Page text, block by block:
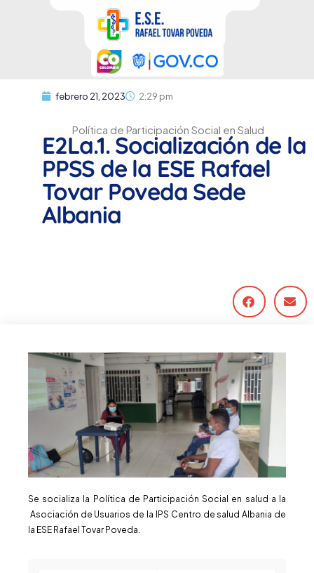
febrero 21, 2023 2:29 pm
Política de Participación Social en Salud
E2La.1. Socialización de la
PPSS de la ESE Rafael
Tovar Poveda Sede
Albania
Se socializa la Política de Participación Social en salud a la
Asociación de Usuarios de la IPS Centro de salud Albania de
la ESE Rafael Tovar Poveda.